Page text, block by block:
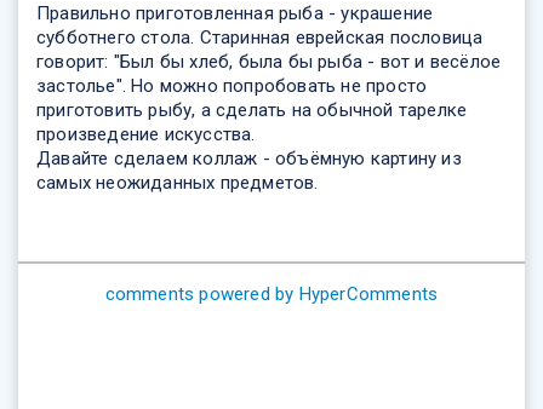
Правильно приготовленная рыба - украшение
субботнего стола. Старинная еврейская пословица
говорит: "Был бы хлеб, была бы рыба - вот и весёлое
застолье". Но можно попробовать не просто
приготовить рыбу, а сделать на обычной тарелке
произведение искусства.
Давайте сделаем коллаж - объёмную картину из
самых неожиданных предметов.
comments powered by HyperComments